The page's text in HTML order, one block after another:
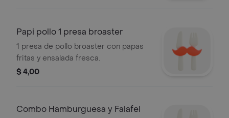
Papi pollo 1 presa broaster
1 presa de pollo broaster con papas
fritas y ensalada fresca.
$ 4,00
Combo Hamburguesa y Falafel